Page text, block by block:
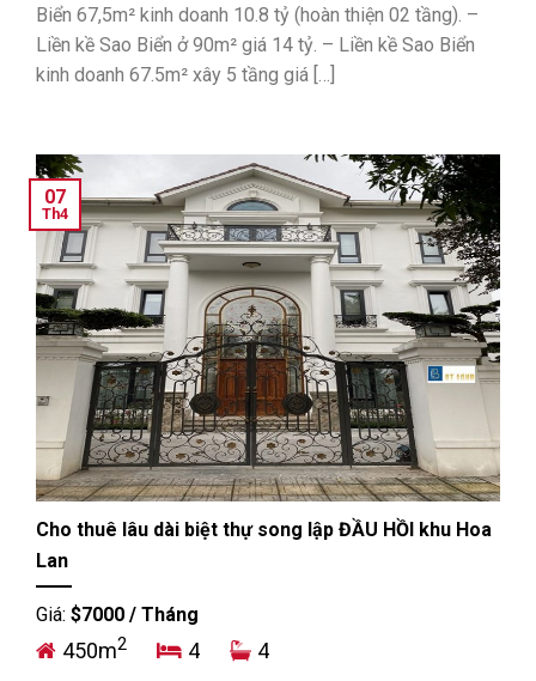
Biển 67,5m² kinh doanh 10.8 tỷ (hoàn thiện 02 tầng). –
Liền kề Sao Biển ở 90m² giá 14 tỷ. – Liền kề Sao Biển
kinh doanh 67.5m² xây 5 tầng giá […]
07
Th4
Cho thuê lâu dài biệt thự song lập ĐẦU HỒI khu Hoa
Lan
Giá: $7000 / Tháng
450m2 4 4